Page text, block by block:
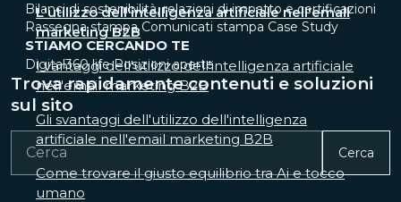
Bilanci di sostenibilità, relazioni di impatto e certificazioni
Rassegna stampa Comunicati stampa Case Study
STIAMO CERCANDO TE
Digital360 life Posizioni aperte
Trova rapidamente contenuti e soluzioni
sul sito
Cerca
L'utilizzo dell'intelligenza artificiale nell'email
marketing B2B
I vantaggi dell'utilizzo dell'intelligenza artificiale
nell'email marketing B2B
Gli svantaggi dell'utilizzo dell'intelligenza
artificiale nell'email marketing B2B
Come trovare il giusto equilibrio tra Ai e tocco
umano